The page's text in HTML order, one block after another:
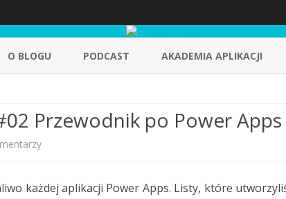
to
O BLOGU PODCAST AKADEMIA APLIKACJI
Przewodnik po Power Apps
do
Power
każdej aplikacji Power Apps. Listy, które